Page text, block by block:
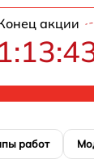
акции
работ